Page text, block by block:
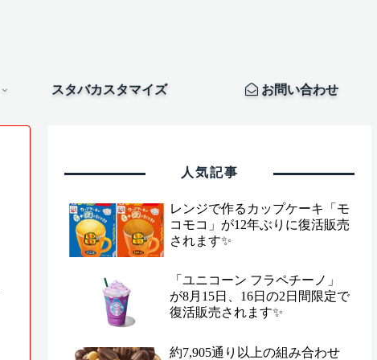
スタバカスタマイズ お問い合わせ
人気記事
レンジで作るカップケーキ「モ
コモコ」が12年ぶりに復活販売
されます✨
「ユニコーン フラペチーノ」
が8月15日、16日の2日間限定で
復活販売されます✨
約7,905通り以上の組み合わせ